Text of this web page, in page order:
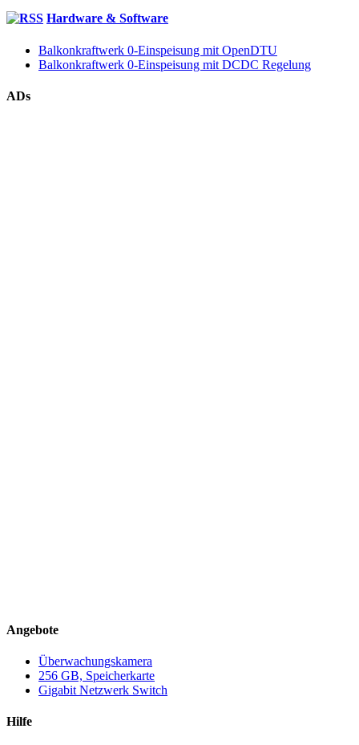
Hardware & Software
Balkonkraftwerk 0-Einspeisung mit OpenDTU
Balkonkraftwerk 0-Einspeisung mit DCDC Regelung
ADs
Angebote
Überwachungskamera
256 GB, Speicherkarte
Gigabit Netzwerk Switch
Hilfe